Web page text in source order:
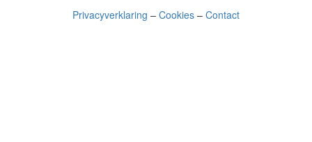
Privacyverklaring – Cookies – Contact